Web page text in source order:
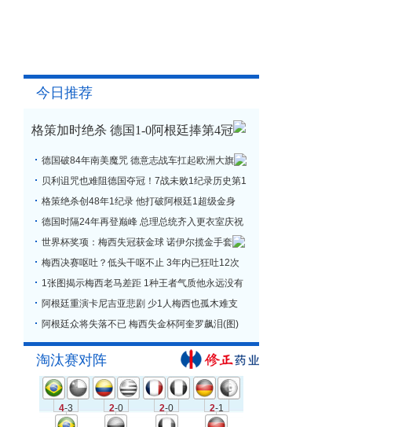
今日推荐
格策加时绝杀 德国1-0阿根廷捧第4冠
德国破84年南美魔咒 德意志战车扛起欧洲大旗
贝利诅咒也难阻德国夺冠！7战未败1纪录历史第1
格策绝杀创48年1纪录 他打破阿根廷1超级金身
德国时隔24年再登巅峰 总理总统齐入更衣室庆祝
世界杯奖项：梅西失冠获金球 诺伊尔揽金手套
梅西决赛呕吐？低头干呕不止 3年内已狂吐12次
1张图揭示梅西老马差距 1种王者气质他永远没有
阿根廷重演卡尼吉亚悲剧 少1人梅西也孤木难支
阿根廷众将失落不已 梅西失金杯阿奎罗飙泪(图)
淘汰赛对阵
4-3 2-0 2-0 2-1